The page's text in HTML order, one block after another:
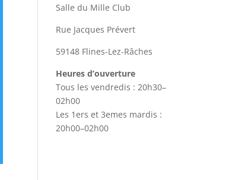
Salle du Mille Club
Rue Jacques Prévert
59148 Flines-Lez-Râches
Heures d’ouverture
Tous les vendredis : 20h30–
02h00
Les 1ers et 3emes mardis :
20h00–02h00